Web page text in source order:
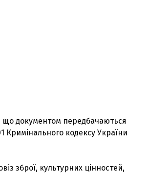
що документом передбачаються
Кримінального кодексу України
зброї, культурних цінностей,